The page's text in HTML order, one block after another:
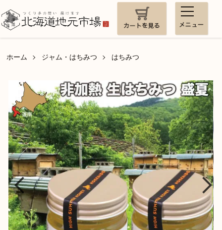
ホーム ジャム・はちみつ はちみつ